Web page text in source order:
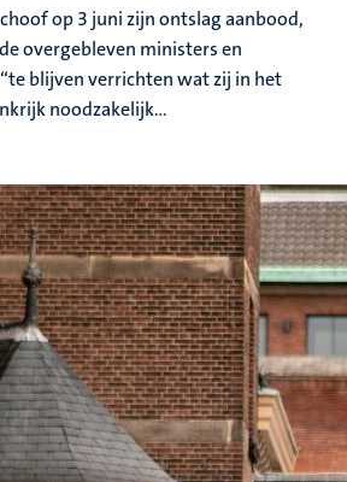
op 3 juni zijn ontslag aanbood,
overgebleven ministers en
blijven verrichten wat zij in het
noodzakelijk...